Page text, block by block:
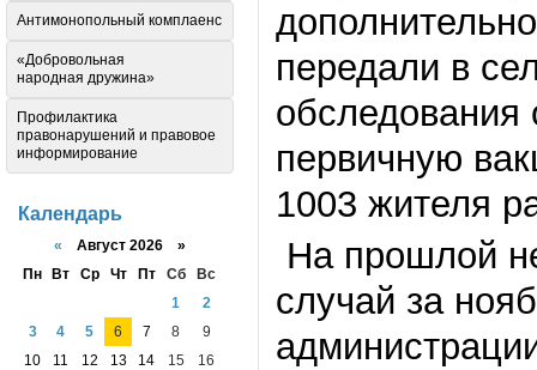
передали в
первичную
1003 жителя
На прошлой
случай за
Антимонопольный комплаенс
«Добровольная
народная дружина»
Профилактика
правонарушений и правовое
информирование
Календарь
« Август 2026 »
Пн
Вт Ср Чт Пт Сб
Вс
1
2
3
4 5 6 7 8
9
10
11 12 13 14 15
16